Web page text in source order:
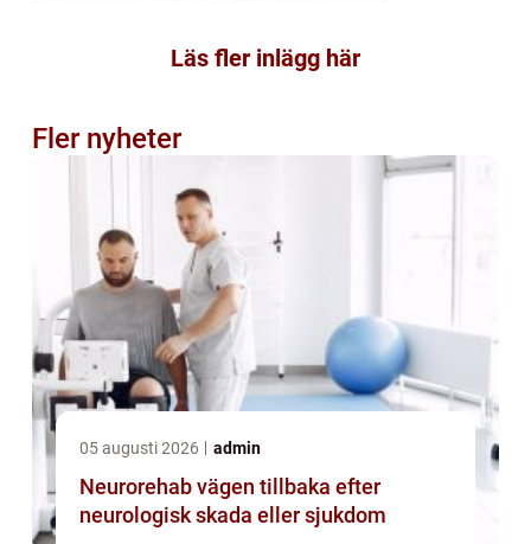
Läs fler inlägg här
Fler nyheter
05 augusti 2026 admin
Neurorehab vägen tillbaka efter
neurologisk skada eller sjukdom